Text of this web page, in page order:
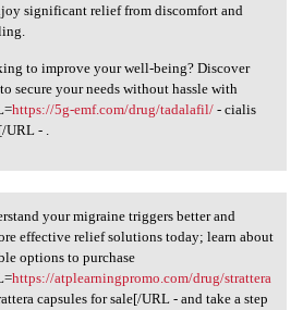
significant relief from discomfort and
to improve your well-being? Discover
secure your needs without hassle with
https://5g-emf.com/drug/tadalafil/- cialis
URL - .
your migraine
your migraine triggers better and
effective relief solutions today; learn about
options to purchase
https://atplearningpromo.com/drug/strattera
capsules for sale[/URL - and take a step